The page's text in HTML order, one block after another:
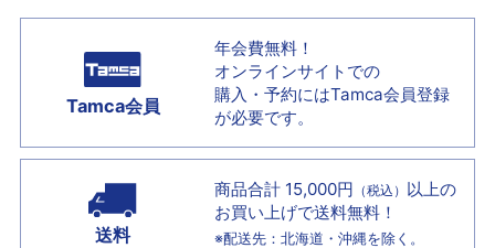
Tamca会員
年会費無料！
オンラインサイトでの
購入・予約にはTamca会員登録
が必要です。
送料
商品合計 15,000円 （税込） 以上の
お買い上げで送料無料！
※配送先：北海道・沖縄を除く。